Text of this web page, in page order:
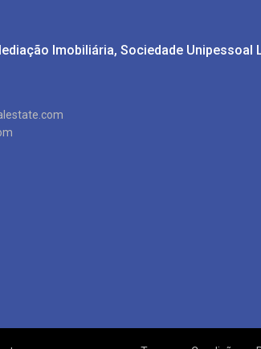
Imobiliária, Sociedade Unipessoal